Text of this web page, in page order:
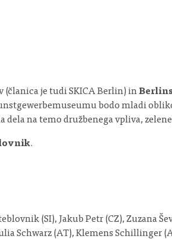
je tudi SKICA Berlin) in
bodo mladi
dela na temo družbenega vpliva,
.
(SI), Jakub Petr (CZ), Zuzana
Schwarz (AT), Klemens Schillinger